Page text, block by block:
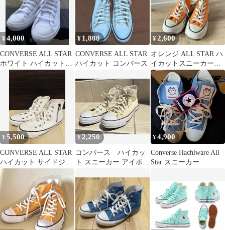
¥4,000
CONVERSE ALL STAR
ホワイト ハイカットス
ニーカー
¥ 1,800
CONVERSE ALL STAR
ハイカット コンバース
¥2,600
オレンジ ALL STAR ハ
イカットスニーカー
23cm
¥5,500
CONVERSE ALL STAR
ハイカット サイドジッ
プ ホワイト 23.5
¥2,250
コンバース ハイカッ
ト スニーカー アイボリ
¥4,900
Converse Hachiware All
Star スニーカー